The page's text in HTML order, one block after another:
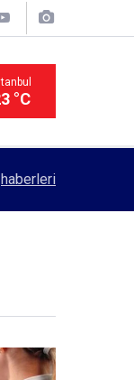
°C
güvenliği için
haberleri